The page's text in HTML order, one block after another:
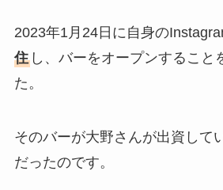
2023年1月24日に自身の
住し、バーをオープンすること
た。
そのバーが大野さんが出資して
だったのです。